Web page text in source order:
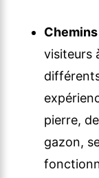
Chemins
visiteurs
pierre,
gazon,